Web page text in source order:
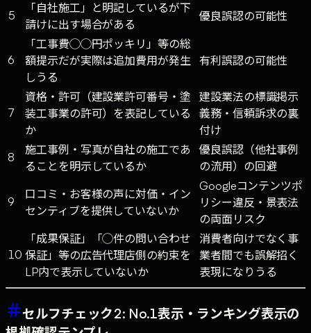
5
「自社施工」と明記しているが下
請けに出す場合がある
優良誤認の可能性
6
「工事費◯◯円ポッキリ」等の総
額提示だが実際は追加費用が発生
しうる
有利誤認の可能性
7
資格・許可（建設業許可番号・塗
装工事業の許可）を表記している
か
建設業法の標識掲示
義務・信頼訴求の裏
付け
8
施工事例・写真が自社の施工であ
ることを明示しているか
優良誤認（他社事例
の流用）の回避
9
口コミ・お客様の声に対価・イン
センティブを提供していないか
Googleコンテンツポ
リシー違反・景表法
の両面リスク
10
「成果保証」「◯件の問い合わせ
保証」等の広告代理店側の約束を
LP内で表示していないか
消費者向けでなく事
業者間でも誤解招く
表現になりうる
セルフチェック2: No.1表示・ランキング表示の